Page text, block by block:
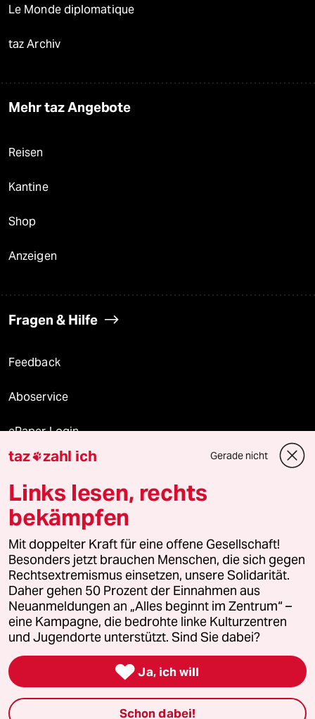
Le Monde diplomatique
taz Archiv
Mehr taz Angebote
Reisen
Kantine
Shop
Anzeigen
Fragen & Hilfe
Feedback
Aboservice
ePaper Login
Downloads für Abonnierende
© 2026 taz Verlags und Vertriebs GmbH
Alle Rechte vorbehalten. Bei rechtlichen Fragen oder für Genehmigungen
wenden Sie sich bitte an
lizenzen@taz.de
Feedback Redaktionsstatut Kommune-Richtlinien
Leitlinie Informant Datenschutz Impressum AGB
Seitenwende Einwilligungen widerrufen (Ads)
taz zahl ich Gerade nicht
Links lesen, rechts
bekämpfen
Mit doppelter Kraft für eine offene Gesellschaft!
Besonders jetzt brauchen Menschen, die sich gegen
Rechtsextremismus einsetzen, unsere Solidarität.
Daher gehen 50 Prozent der Einnahmen aus
Neuanmeldungen an „Alles beginnt im Zentrum“ –
eine Kampagne, die bedrohte linke Kulturzentren
und Jugendorte unterstützt. Sind Sie dabei?
 Ja, ich will
Schon dabei!